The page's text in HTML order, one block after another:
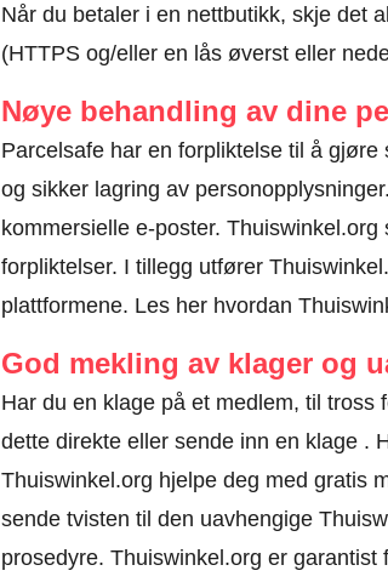
Når du betaler i en nettbutikk, skje det
(HTTPS og/eller en lås øverst eller
Nøye behandling av dine
Parcelsafe har en forpliktelse til å
og sikker lagring av
kommersielle e-poster.
forpliktelser. I tillegg utfører
plattformene. Les her hvordan
God mekling av klager og
Har du en klage på et medlem, til tross
dette direkte ellersende inn en klage.
Thuiswinkel.org hjelpe deg med gratis
sende tvisten til den uavhengige
prosedyre. Thuiswinkel.org er garantist